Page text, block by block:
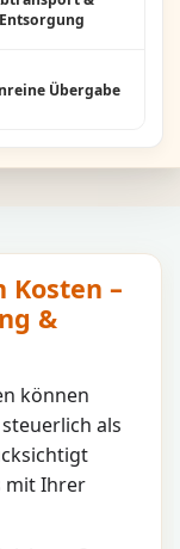
Entsorgung
Übergabe
Kosten –
&
können
als
mit Ihrer